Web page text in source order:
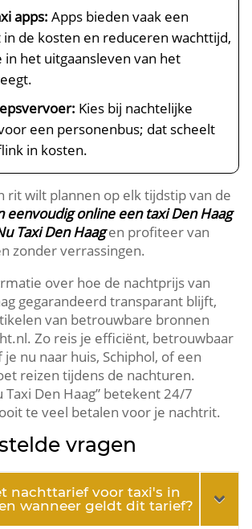
apps: Apps bieden vaak een
de kosten en reduceren wachttijd,
in het uitgaansleven van het
Kies bij nachtelijke
een personenbus; dat scheelt
in kosten.
rit wilt plannen op elk tijdstip van de
eenvoudig online een taxi Den Haag
Taxi Den Haagen profiteer van
zonder verrassingen.
over hoe de nachtprijs van
gegarandeerd transparant blijft,
van betrouwbare bronnen
Zo reis je efficiënt, betrouwbaar
nu naar huis, Schiphol, of een
reizen tijdens de nachturen.
Taxi Den Haag” betekent 24/7
te veel betalen voor je nachtrit.
vragen
nachttarief voor taxi's in
wanneer geldt dit tarief?